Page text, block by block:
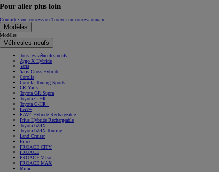
Pour aller plus loin
Contactez une concession Trouvez un concessionnaire
Modèles
Modèles
Véhicules neufs
Tous les véhicules neufs
Aygo X Hybride
Yaris
Yaris Cross Hybride
Corolla
Corolla Touring Sports
GR Yaris
Toyota GR Supra
Toyota C-HR
Toyota C-HR+
RAV4
RAV4 Hybride Rechargeable
Prius Hybride Rechargeable
Toyota bZ4X
Toyota bZ4X Touring
Land Cruiser
Hilux
PROACE CITY
PROACE
PROACE Verso
PROACE MAX
Mirai